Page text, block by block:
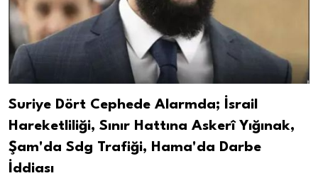
Suriye Dört Cephede Alarmda; İsrail
Hareketliliği, Sınır Hattına Askerî Yığınak,
Şam'da Sdg Trafiği, Hama'da Darbe
İddiası